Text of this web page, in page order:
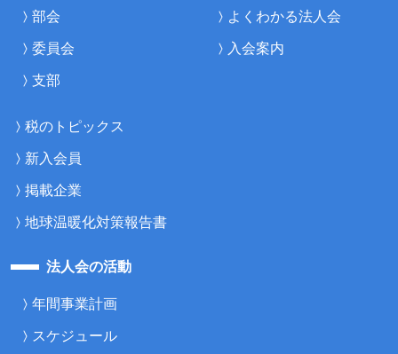
部会
委員会
支部
よくわかる法人会
入会案内
税のトピックス
新入会員
掲載企業
地球温暖化対策報告書
法人会の活動
年間事業計画
スケジュール